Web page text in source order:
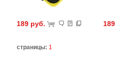
189 руб.
страницы: 1